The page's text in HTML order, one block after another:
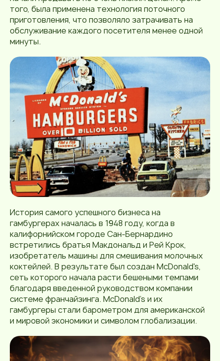
того, была применена технология поточного
приготовления, что позволяло затрачивать на
обслуживание каждого посетителя менее одной
минуты.
История самого успешного бизнеса на
гамбургерах началась в 1948 году, когда в
калифорнийском городе Сан-Бернардино
встретились братья Макдональд и Рей Крок,
изобретатель машины для смешивания молочных
коктейлей. В результате был создан McDonald's,
сеть которого начала расти бешеными темпами
благодаря введенной руководством компании
системе франчайзинга. McDonald's и их
гамбургеры стали барометром для американской
и мировой экономики и символом глобализации.